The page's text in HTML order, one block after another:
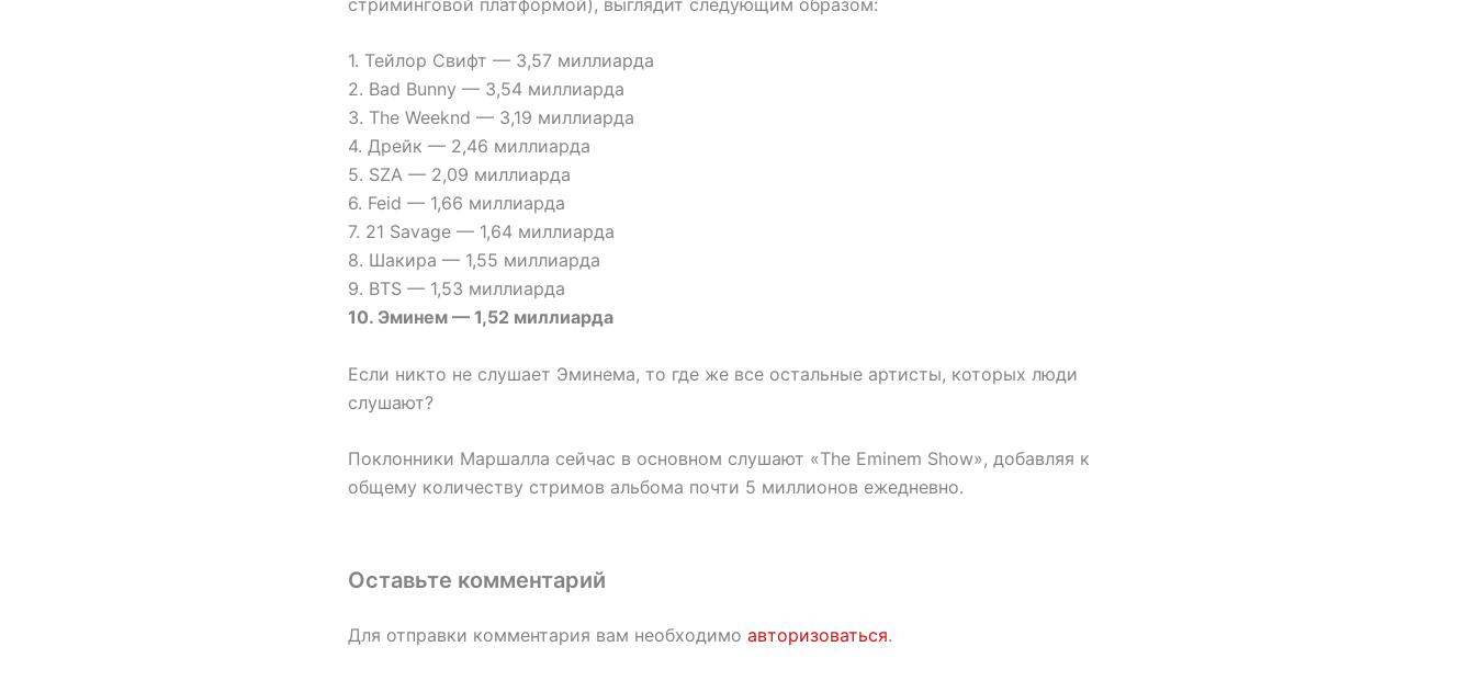
1. Тейлор Свифт — 3,57 миллиарда
2. Bad Bunny — 3,54 миллиарда
3. The Weeknd — 3,19 миллиарда
4. Дрейк — 2,46 миллиарда
5. SZA — 2,09 миллиарда
6. Feid — 1,66 миллиарда
7. 21 Savage — 1,64 миллиарда
8. Шакира — 1,55 миллиарда
9. BTS — 1,53 миллиарда
10. Эминем — 1,52 миллиарда
Если никто не слушает Эминема, то где же все остальные артисты, которых люди
слушают?
Поклонники Маршалла сейчас в основном слушают «The Eminem Show», добавляя к
общему количеству стримов альбома почти 5 миллионов ежедневно.
Оставьте комментарий
Для отправки комментария вам необходимо авторизоваться.